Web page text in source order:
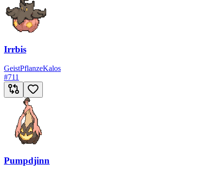
Irrbis
GeistPflanzeKalos
#711
Pumpdjinn